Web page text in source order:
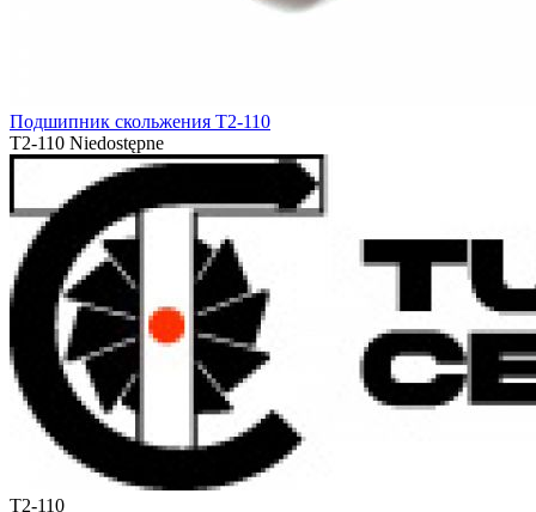
Подшипник скольжения T2-110
T2-110 Niedostępne
T2-110